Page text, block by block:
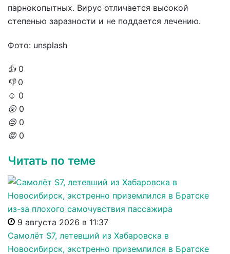
парнокопытных. Вирус отличается высокой
степенью заразности и не поддается лечению.
Фото: unsplash
👍 0
👎 0
☺️ 0
😲 0
😔 0
😡 0
Читать по теме
9 августа 2026 в 11:37
Самолёт S7, летевший из Хабаровска в
Новосибирск, экстренно приземлился в Братске